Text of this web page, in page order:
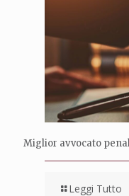
Miglior avvocato
Leggi Tutto